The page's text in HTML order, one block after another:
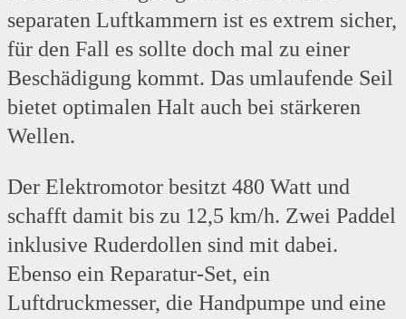
separaten Luftkammern ist es extrem sicher,
für den Fall es sollte doch mal zu einer
Beschädigung kommt. Das umlaufende Seil
bietet optimalen Halt auch bei stärkeren
Wellen.
Der Elektromotor besitzt 480 Watt und
schafft damit bis zu 12,5 km/h. Zwei Paddel
inklusive Ruderdollen sind mit dabei.
Ebenso ein Reparatur-Set, ein
Luftdruckmesser, die Handpumpe und eine